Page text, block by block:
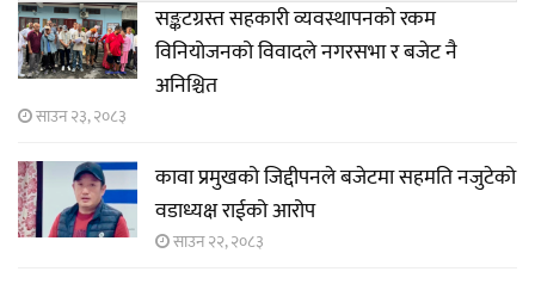
सङ्कटग्रस्त सहकारी व्यवस्थापनको रकम
विनियोजनको विवादले नगरसभा र बजेट नै
अनिश्चित
साउन २३, २०८३
कावा प्रमुखको जिद्दीपनले बजेटमा सहमति नजुटेको
वडाध्यक्ष राईको आरोप
साउन २२, २०८३